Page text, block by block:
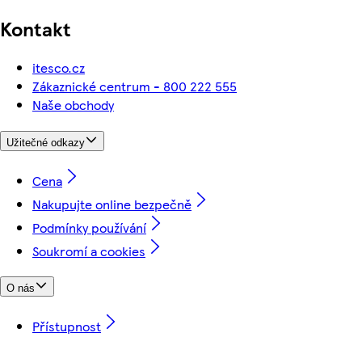
Kontakt
itesco.cz
Zákaznické centrum - 800 222 555
Naše obchody
Užitečné odkazy
Cena
Nakupujte online bezpečně
Podmínky používání
Soukromí a cookies
O nás
Přístupnost